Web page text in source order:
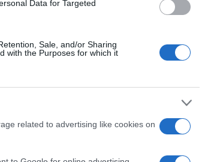
Data for Targeted
Sale, and/or Sharing
with the Purposes for which it
related to advertising like cookies on
e alla bellezza delle